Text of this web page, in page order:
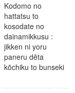
Kodomo no
hattatsu to
kosodate no
dainamikkusu :
jikken ni yoru
paneru dēta
kōchiku to bunseki